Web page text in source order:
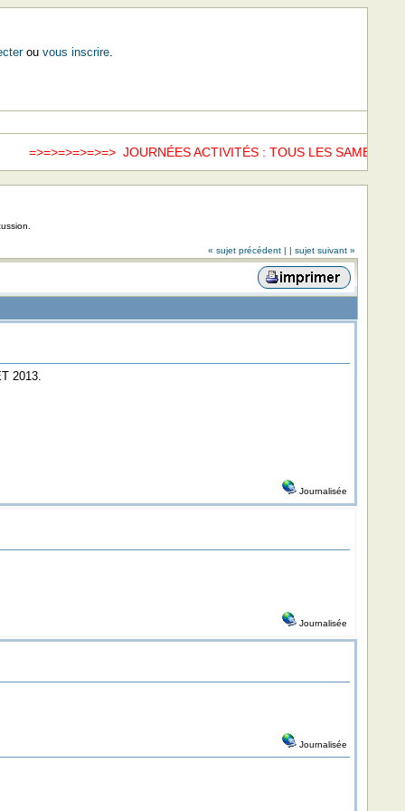
ou vous inscrire.
JOURNÉES ACTIVITÉS : TOUS LES SAMEDIS =>=>
« sujet précédent | | sujet suivant »
2013.
Journalisée
Journalisée
Journalisée